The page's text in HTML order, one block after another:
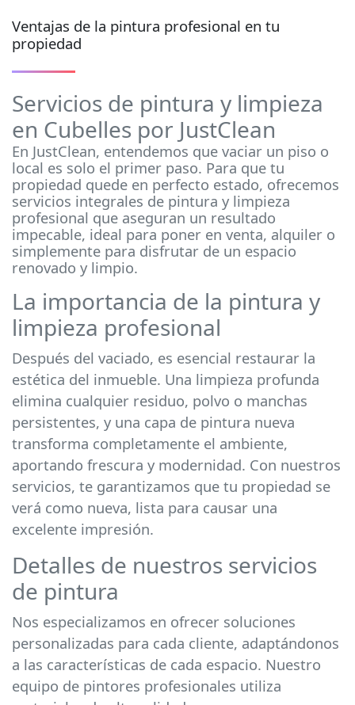
Ventajas de la pintura profesional en tu
propiedad
Servicios de pintura y limpieza
en Cubelles por JustClean
En JustClean, entendemos que vaciar un piso o
local es solo el primer paso. Para que tu
propiedad quede en perfecto estado, ofrecemos
servicios integrales de pintura y limpieza
profesional que aseguran un resultado
impecable, ideal para poner en venta, alquiler o
simplemente para disfrutar de un espacio
renovado y limpio.
La importancia de la pintura y
limpieza profesional
Después del vaciado, es esencial restaurar la
estética del inmueble. Una limpieza profunda
elimina cualquier residuo, polvo o manchas
persistentes, y una capa de pintura nueva
transforma completamente el ambiente,
aportando frescura y modernidad. Con nuestros
servicios, te garantizamos que tu propiedad se
verá como nueva, lista para causar una
excelente impresión.
Detalles de nuestros servicios
de pintura
Nos especializamos en ofrecer soluciones
personalizadas para cada cliente, adaptándonos
a las características de cada espacio. Nuestro
equipo de pintores profesionales utiliza